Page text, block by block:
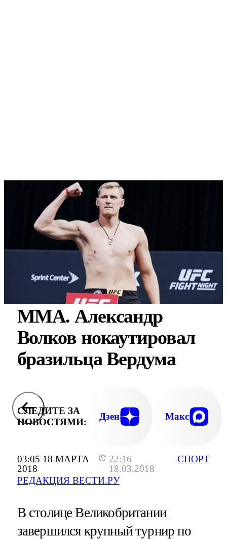
03:05 18 МАРТА
2018
22:16
18.03.2018
РЕДАКЦИЯ ВЕСТИ.РУ
СПОРТ
ММА. Александр
Волков нокаутировал
бразильца Вердума
СЛЕДИТЕ ЗА
НОВОСТЯМИ:
Дзен Макс
В столице Великобритании
завершился крупный турнир по